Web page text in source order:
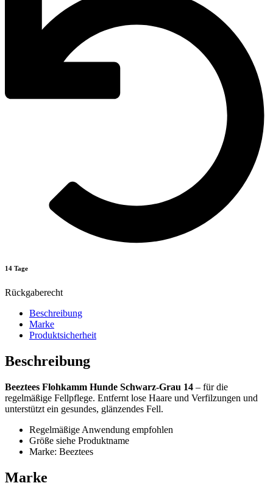
14 Tage
Rückgaberecht
Beschreibung
Marke
Produktsicherheit
Beschreibung
Beeztees Flohkamm Hunde Schwarz-Grau 14 – für die
regelmäßige Fellpflege. Entfernt lose Haare und Verfilzungen und
unterstützt ein gesundes, glänzendes Fell.
Regelmäßige Anwendung empfohlen
Größe siehe Produktname
Marke: Beeztees
Marke